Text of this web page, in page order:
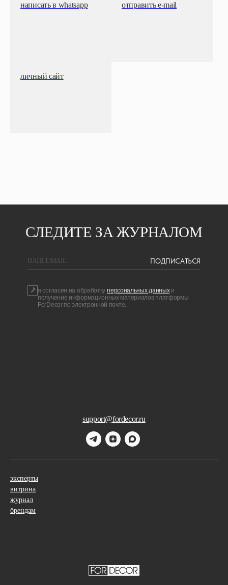
написать в whatsapp отправить e-mail
личный сайт
support@fordecor.ru
СЛЕДИТЕ ЗА ЖУРНАЛОМ
BAШ EMAIL ПОДПИСАТЬСЯ
я согласен на обработку персональных данных и
получение информационных материалов платформы
ForDecor по электронной почте.
эксперты
витрина
журнал
брендам